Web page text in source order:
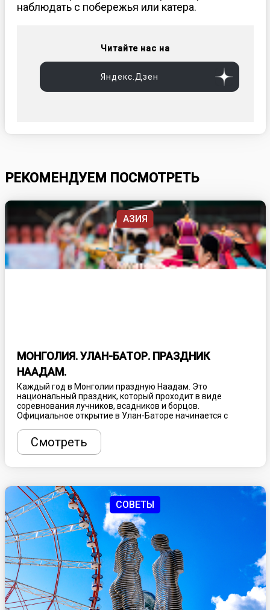
наблюдать с побережья или катера.
Читайте нас на
Яндекс.Дзен
РЕКОМЕНДУЕМ ПОСМОТРЕТЬ
АЗИЯ
МОНГОЛИЯ. УЛАН-БАТОР. ПРАЗДНИК
НААДАМ.
Каждый год в Монголии праздную Наадам. Это
национальный праздник, который проходит в виде
соревнования лучников, всадников и борцов.
Официальное открытие в Улан-Баторе начинается с
начинаются сами соревнования, которые проходят по
олимпийской системе. Праздничные мероприятия
проходят на все территории страны.
Смотреть
СОВЕТЫ